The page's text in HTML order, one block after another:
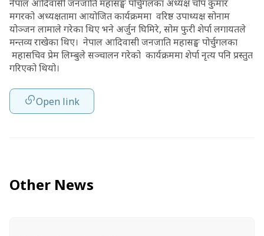
नेपाल आदिवासी जनजाति महासङ्घ पोर्चुगलका अध्यक्ष चोप कुमार
मगरको अध्यक्षतामा आयोजित कार्यक्रममा वरिष्ठ उपाध्यक्ष सोनाम
योञ्जन लामाले गरेका थिए भने अर्जुन घिमिरे, सोम फुरी शेर्पा लगायतले
मन्तव्य राखेका थिए। नेपाल आदिवासी जनजाति महासङ्घ पोर्चुगलका
महासचिव प्रेम लिम्बुले सञ्चालन गरेको कार्यक्रममा शेर्पा नृत्य पनि प्रस्तुत
गरिएको थियो।
Open link
Other News